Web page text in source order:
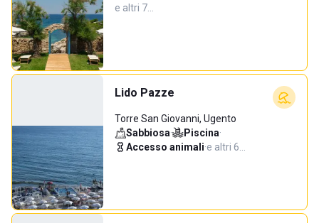
e altri 7…
Lido Pazze
Torre San Giovanni, Ugento
Sabbiosa· Piscina·
Accesso animali·e altri 6…